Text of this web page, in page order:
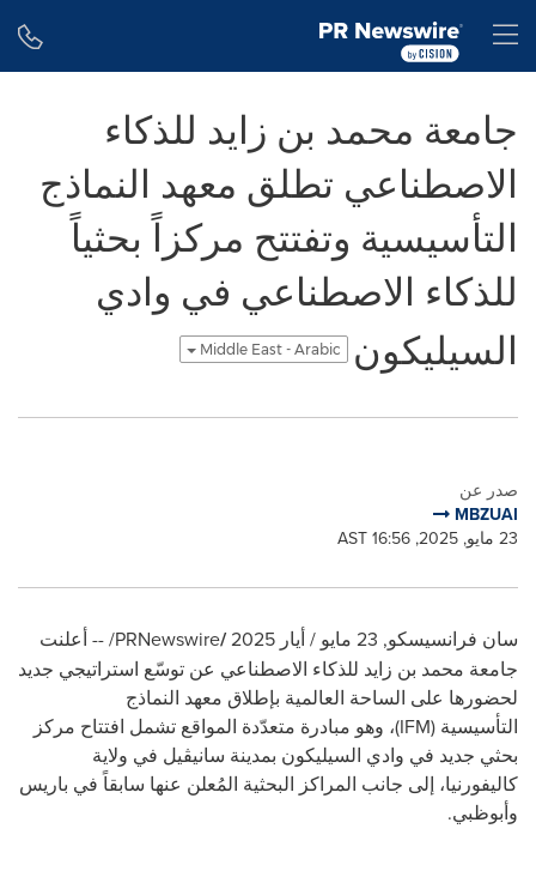
جامعة محمد بن زايد للذكاء
الاصطناعي تطلق معهد النماذج
التأسيسية وتفتتح مركزاً بحثياً
للذكاء الاصطناعي في وادي
السيليكون
Middle East - Arabic
صدر عن
MBZUAI
23 مايو, 2025, 16:56 AST
سان فرانسيسكو, 23 مايو / أيار 2025 /
PRNewswire/ --
أعلنت
جامعة محمد بن زايد للذكاء الاصطناعي عن توسّع استراتيجي جديد
لحضورها على الساحة العالمية بإطلاق معهد النماذج
التأسيسية (
IFM)، وهو مبادرة متعدّدة المواقع تشمل افتتاح مركز
بحثي جديد في وادي السيليكون بمدينة سانيڤيل في ولاية
كاليفورنيا، إلى جانب المراكز البحثية المُعلن عنها سابقاً في باريس
وأبوظبي.